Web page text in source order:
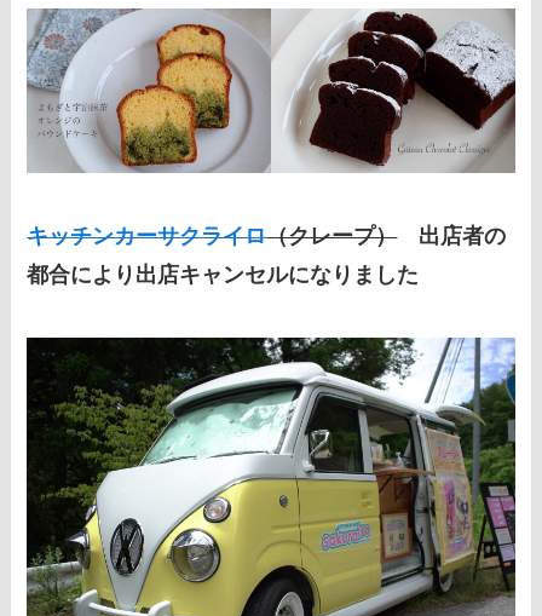
キッチンカーサクライロ（クレープ）
出店者の
都合により出店キャンセルになりました